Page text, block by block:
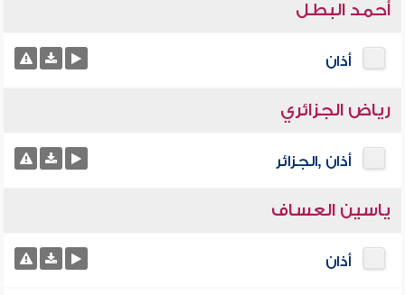
أحمد البطل
أذان
رياض الجزائري
أذان ,الجزائر
ياسين العساف
أذان